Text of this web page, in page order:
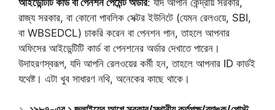
রাজ্য সরকার, বা কোনো পাবলিক সেক্টর ইউনিটে (যেমন রেলওয়ে, SBI,
বা WBSEDCL) চাকরি করেন বা পেনশন পান, তাহলে আপনার
অফিসের আইডেন্টিটি কার্ড বা পেনশনের অর্ডার দেখাতে পারেন।
উদাহরণস্বরূপ, যদি আপনি রেলওয়ের কর্মী হন, তাহলে আপনার ID কার্ডই
যথেষ্ট। এটা খুব সাধারণ নথি, অনেকের কাছে থাকে।